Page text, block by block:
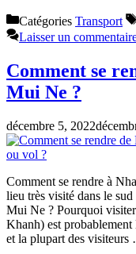
Catégories Transport
Laisser un
Comment se
Mui Ne ?
décembre 5, 2022
Comment se rendre à
lieu très visité dans le
Mui Ne ? Pourquoi
Khanh) est
et la plupart des